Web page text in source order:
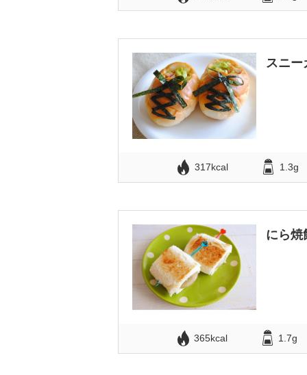
スニー
317kcal 1.3g
にら焼
365kcal 1.7g